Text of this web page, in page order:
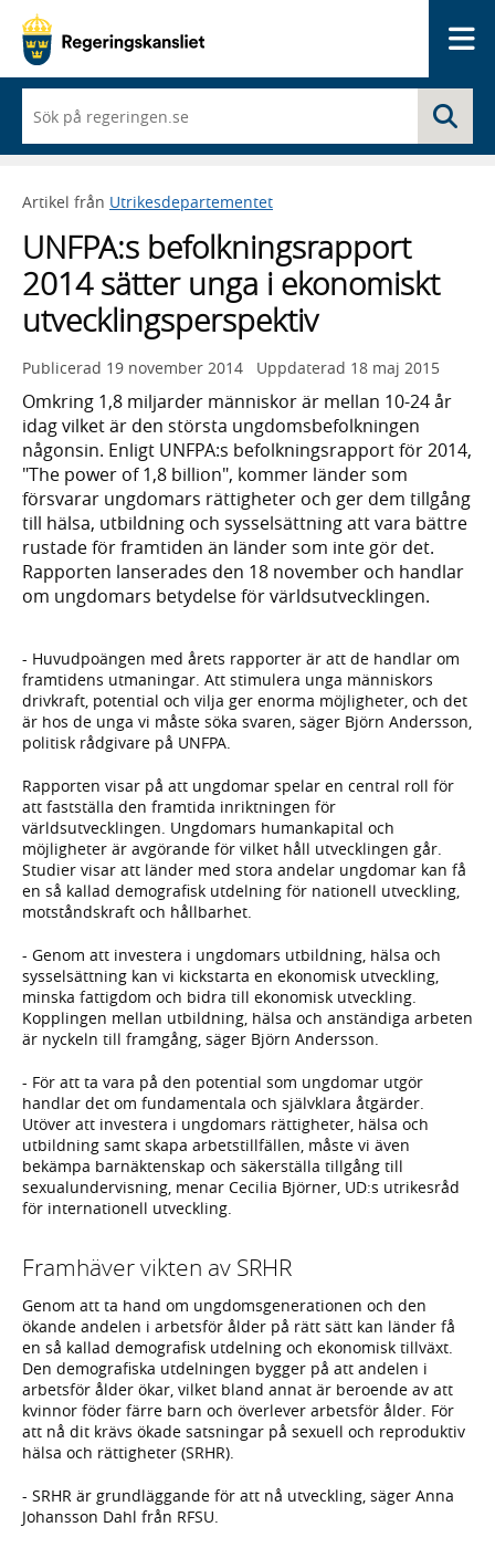
du
börjar
skriva
framträder
lista
med
sökförslag
Artikel från Utrikesdepartementet
UNFPA:s befolkningsrapport
2014 sätter unga i ekonomiskt
utvecklingsperspektiv
Publicerad 19 november 2014 Uppdaterad 18 maj 2015
Omkring 1,8 miljarder människor är mellan 10-24 år
idag vilket är den största ungdomsbefolkningen
någonsin. Enligt UNFPA:s befolkningsrapport för 2014,
"The power of 1,8 billion", kommer länder som
försvarar ungdomars rättigheter och ger dem tillgång
till hälsa, utbildning och sysselsättning att vara bättre
rustade för framtiden än länder som inte gör det.
Rapporten lanserades den 18 november och handlar
om ungdomars betydelse för världsutvecklingen.
- Huvudpoängen med årets rapporter är att de handlar om
framtidens utmaningar. Att stimulera unga människors
drivkraft, potential och vilja ger enorma möjligheter, och det
är hos de unga vi måste söka svaren, säger Björn Andersson,
politisk rådgivare på UNFPA.
Rapporten visar på att ungdomar spelar en central roll för
att fastställa den framtida inriktningen för
världsutvecklingen. Ungdomars humankapital och
möjligheter är avgörande för vilket håll utvecklingen går.
Studier visar att länder med stora andelar ungdomar kan få
en så kallad demografisk utdelning för nationell utveckling,
motståndskraft och hållbarhet.
- Genom att investera i ungdomars utbildning, hälsa och
sysselsättning kan vi kickstarta en ekonomisk utveckling,
minska fattigdom och bidra till ekonomisk utveckling.
Kopplingen mellan utbildning, hälsa och anständiga arbeten
är nyckeln till framgång, säger Björn Andersson.
- För att ta vara på den potential som ungdomar utgör
handlar det om fundamentala och självklara åtgärder.
Utöver att investera i ungdomars rättigheter, hälsa och
utbildning samt skapa arbetstillfällen, måste vi även
bekämpa barnäktenskap och säkerställa tillgång till
sexualundervisning, menar Cecilia Björner, UD:s utrikesråd
för internationell utveckling.
Framhäver vikten av SRHR
Genom att ta hand om ungdomsgenerationen och den
ökande andelen i arbetsför ålder på rätt sätt kan länder få
en så kallad demografisk utdelning och ekonomisk tillväxt.
Den demografiska utdelningen bygger på att andelen i
arbetsför ålder ökar, vilket bland annat är beroende av att
kvinnor föder färre barn och överlever arbetsför ålder. För
att nå dit krävs ökade satsningar på sexuell och reproduktiv
hälsa och rättigheter (SRHR).
- SRHR är grundläggande för att nå utveckling, säger Anna
Johansson Dahl från RFSU.